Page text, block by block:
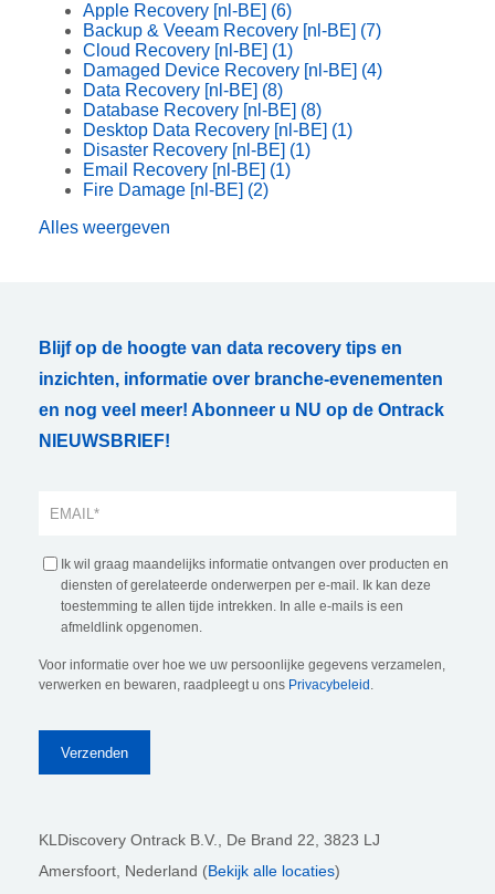
Apple Recovery [nl-BE] (6)
Backup & Veeam Recovery [nl-BE] (7)
Cloud Recovery [nl-BE] (1)
Damaged Device Recovery [nl-BE] (4)
Data Recovery [nl-BE] (8)
Database Recovery [nl-BE] (8)
Desktop Data Recovery [nl-BE] (1)
Disaster Recovery [nl-BE] (1)
Email Recovery [nl-BE] (1)
Fire Damage [nl-BE] (2)
Alles weergeven
Blijf op de hoogte van data recovery tips en
inzichten, informatie over branche-evenementen
en nog veel meer! Abonneer u NU op de Ontrack
NIEUWSBRIEF!
Ik wil graag maandelijks informatie ontvangen over producten en
diensten of gerelateerde onderwerpen per e-mail. Ik kan deze
toestemming te allen tijde intrekken. In alle e-mails is een
afmeldlink opgenomen.
Voor informatie over hoe we uw persoonlijke gegevens verzamelen,
verwerken en bewaren, raadpleegt u ons Privacybeleid .
KLDiscovery Ontrack B.V., De Brand 22, 3823 LJ
Amersfoort, Nederland (Bekijk alle locaties)